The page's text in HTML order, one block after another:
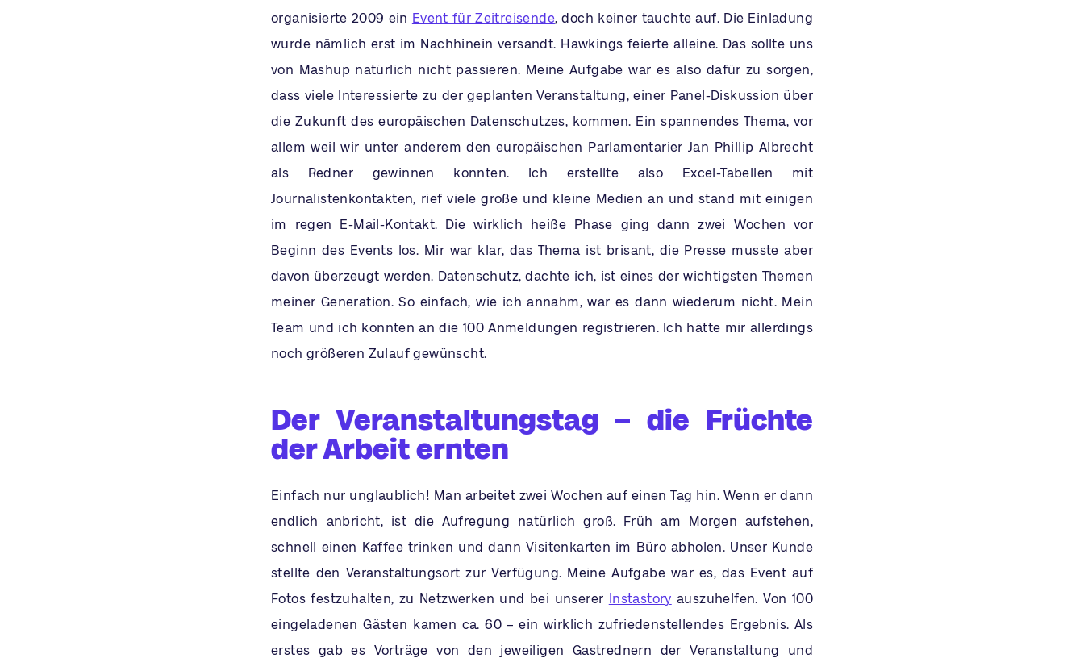
organisierte 2009 ein Event für Zeitreisende, doch keiner tauchte auf. Die Einladung
wurde nämlich erst im Nachhinein versandt. Hawkings feierte alleine. Das sollte uns
von Mashup natürlich nicht passieren. Meine Aufgabe war es also dafür zu sorgen,
dass viele Interessierte zu der geplanten Veranstaltung, einer Panel-Diskussion über
die Zukunft des europäischen Datenschutzes, kommen. Ein spannendes Thema, vor
allem weil wir unter anderem den europäischen Parlamentarier Jan Phillip Albrecht
als Redner gewinnen konnten. Ich erstellte also Excel-Tabellen mit
Journalistenkontakten, rief viele große und kleine Medien an und stand mit einigen
im regen E-Mail-Kontakt. Die wirklich heiße Phase ging dann zwei Wochen vor
Beginn des Events los. Mir war klar, das Thema ist brisant, die Presse musste aber
davon überzeugt werden. Datenschutz, dachte ich, ist eines der wichtigsten Themen
meiner Generation. So einfach, wie ich annahm, war es dann wiederum nicht. Mein
Team und ich konnten an die 100 Anmeldungen registrieren. Ich hätte mir allerdings
noch größeren Zulauf gewünscht.
Der Veranstaltungstag – die Früchte
der Arbeit ernten
Einfach nur unglaublich! Man arbeitet zwei Wochen auf einen Tag hin. Wenn er dann
endlich anbricht, ist die Aufregung natürlich groß. Früh am Morgen aufstehen,
schnell einen Kaffee trinken und dann Visitenkarten im Büro abholen. Unser Kunde
stellte den Veranstaltungsort zur Verfügung. Meine Aufgabe war es, das Event auf
Fotos festzuhalten, zu Netzwerken und bei unserer
Instastory auszuhelfen. Von 100
eingeladenen Gästen kamen ca. 60 – ein wirklich zufriedenstellendes Ergebnis. Als
erstes gab es Vorträge von den jeweiligen Gastrednern der Veranstaltung und